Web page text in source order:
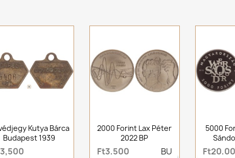
Kutya Bárca
Budapest 1939
2000 Forint Lax Péter
2022 BP
Ft3,500 BU
5000